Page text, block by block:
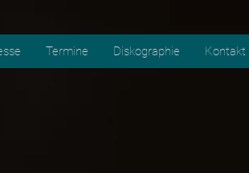
Termine Diskographie Kontakt